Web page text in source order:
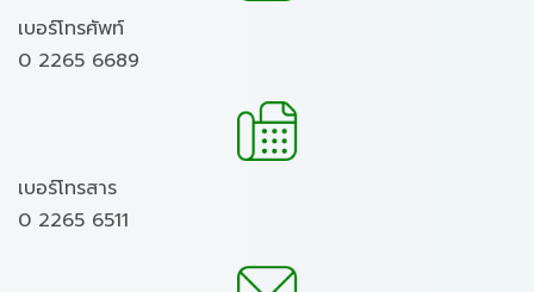
เบอร์โทรศัพท์
0 2265 6689
เบอร์โทรสาร
0 2265 6511